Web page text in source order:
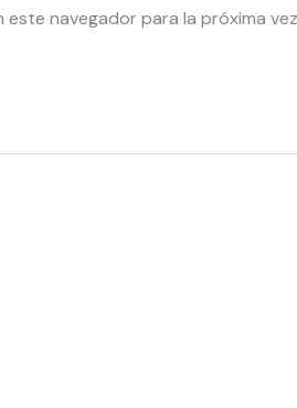
navegador para la próxima